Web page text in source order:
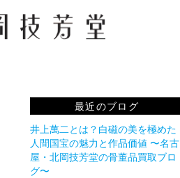
最近のブログ
井上萬二とは？白磁の美を極めた
人間国宝の魅力と作品価値 〜名古
屋・北岡技芳堂の骨董品買取ブロ
グ〜